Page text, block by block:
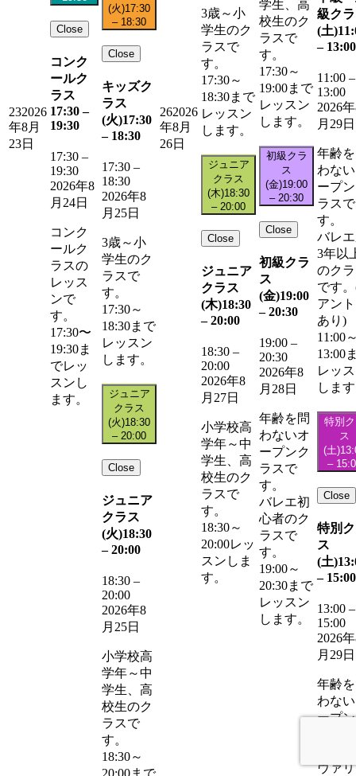
232026
年8月
23日
Close
コンク
ールク
ラス
17:30 –
19:30
17:30 –
19:30
2026年8
月24日
コンク
ールク
ラスの
レッス
ンで
す。
17:30〜
19:30ま
でレッ
スンし
ます。
(火)17:30
– 18:30
Close
キッズク
ラス
(火)17:30
– 18:30
17:30 –
18:30
2026年8
月25日
3歳～小
学生のク
ラスで
す。
17:30～
18:30まで
レッスン
します。
ジュニア
クラス
(火)18:30
– 20:00
Close
ジュニア
クラス
(火)18:30
– 20:00
18:30 –
20:00
2026年8
月25日
小学校高
学年～中
学生、高
校生のク
ラスで
す。
18:30～
262026
年8月
26日
3歳～小
学生のク
ラスで
す。
17:30～
18:30まで
レッスン
します。
ジュニア
クラス
(木)18:30
– 20:00
Close
ジュニア
クラス
(木)18:30
– 20:00
18:30 –
20:00
2026年8
月27日
小学校高
学年～中
学生、高
校生のク
ラスで
す。
18:30～
20:00レッ
スンしま
す。
学生、高
校生のク
ラスで
す。
17:30～
19:00まで
レッスン
します。
初級クラ
ス
(金)19:00
– 20:30
Close
初級クラ
ス
(金)19:00
– 20:30
19:00 –
20:30
2026年8
月28日
年齢を問
わないオ
ープンク
ラスで
す。
バレエ初
心者のク
ラスで
す。
19:00～
20:30まで
レッスン
します。
級ク
(土)
– 13:00
11:00 –
13:00
2026
月29日
年齢
わな
ープ
ラスで
す。
バレ
3年以
のク
です
アン
あり)
11:00
13:00
レッ
しま
特別
ス
(土)
–
Close
特別
ス
(土)
– 15:00
13:00 –
15:00
2026
月29日
年齢
わな
ープ
ヴァ